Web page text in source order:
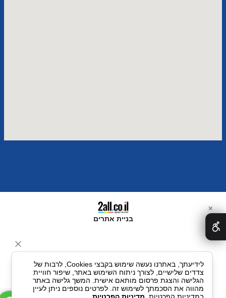
בניית אתרים
✕
לידיעתך, באתרנו נעשה שימוש בקבצי Cookies, לרבות של
צדדים שלישיים, לצורך ניתוח השימוש באתר, שיפור חוויית
הגלישה והצגת פרסום מותאם אישית. המשך גלישה באתר
מהווה את הסכמתך לשימוש זה. לפרטים נוספים ניתן לעיין